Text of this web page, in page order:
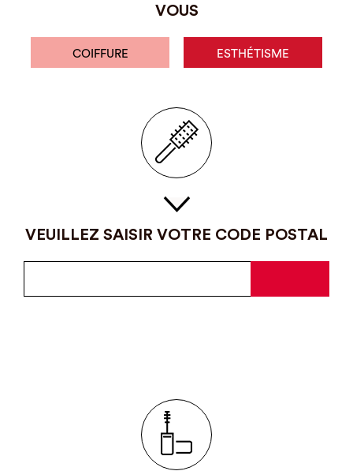
VOUS
COIFFURE ESTHÉTISME
VEUILLEZ SAISIR VOTRE CODE POSTAL